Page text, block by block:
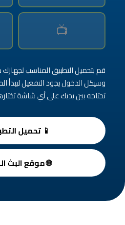
📺
قم بتحميل التطبيق المناسب
وسيكل الدخول يجود التفعيل ليبدأ
تحتاجه بين يديك على أي شاشة
📱 تحميل
🌐 موقع البث